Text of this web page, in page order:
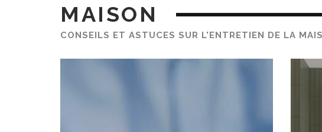
MAISON
CONSEILS ET ASTUCES SUR L'ENTRETIEN DE LA